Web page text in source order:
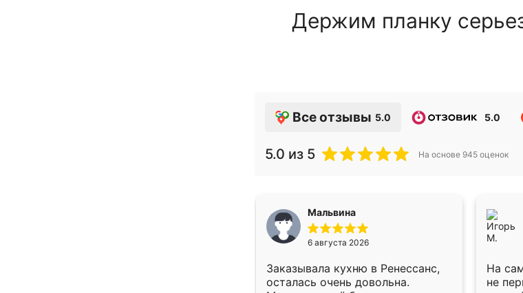
Держим планку
Все отзывы 5.0 5.0
5.0 из 5 На основе 945 оценок
Мальвина
6 августа 2026
Заказывала кухню в Ренессанс,
осталась очень довольна.
На
не